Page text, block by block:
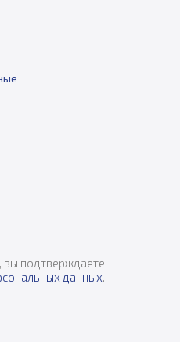
вы подтверждаете
данных.